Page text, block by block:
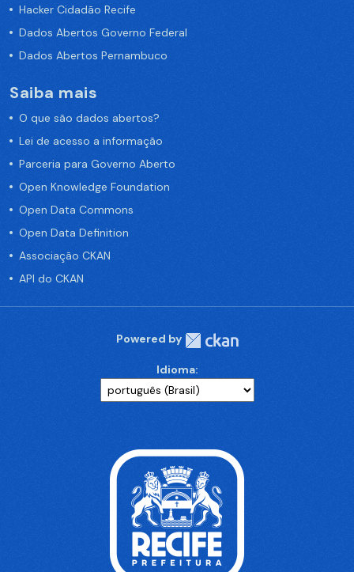
Hacker Cidadão Recife
Dados Abertos Governo Federal
Dados Abertos Pernambuco
Saiba mais
O que são dados abertos?
Lei de acesso a informação
Parceria para Governo Aberto
Open Knowledge Foundation
Open Data Commons
Open Data Definition
Associação CKAN
API do CKAN
Powered by
Idioma